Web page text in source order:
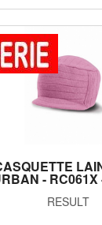
- RC061X
RESULT